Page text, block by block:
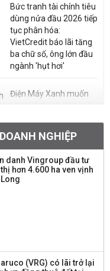
Bức tranh tài chính tiêu
dùng nửa đầu 2026 tiếp
tục phân hóa:
VietCredit báo lãi tăng
ba chữ số, ông lớn đầu
ngành 'hụt hơi'
Điện Máy Xanh muốn
phát hành cổ phiếu với
Sau nhịp điều chỉnh
mạnh, CTCK nhìn thấy
cơ hội ở nhóm cổ phiếu
thanh lý toàn bộ cửa
NGHIỆP
danh Vingroup đầu tư
hơn 4.600 ha ven vịnh
Long
(VRG) có lãi trở lại